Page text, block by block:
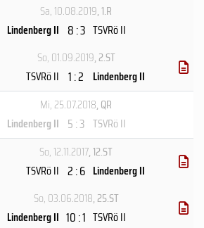
Sa, 10.08.2019, 1.R
Lindenberg II 8 : 3 TSVRö II
So, 01.09.2019, 2.ST
TSVRö II 1 : 2 Lindenberg II
Mi, 25.07.2018, QR
Lindenberg II 5 : 3 TSVRö II
So, 12.11.2017, 12.ST
TSVRö II 2 : 6 Lindenberg II
So, 03.06.2018, 25.ST
Lindenberg II 10 : 1 TSVRö II